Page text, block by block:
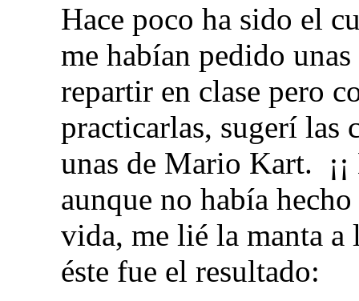
Hace poco ha sido el
me habían pedido
repartir en clase pero
practicarlas, sugerí las
unas de Mario Kart.
aunque no había
vida, me lié la manta a
éste fue el resultado: